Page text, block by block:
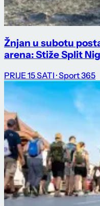
Žnjan u subotu
arena: Stiže Split
PRIJE 15 SATI · Sport 365